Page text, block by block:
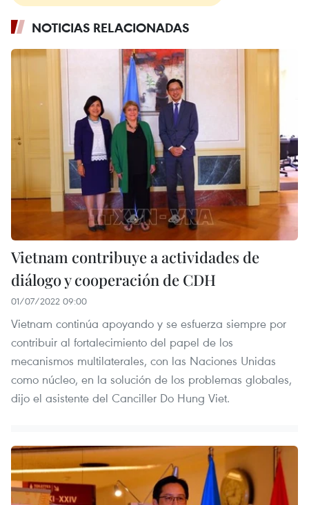
NOTICIAS RELACIONADAS
Vietnam contribuye a actividades de
diálogo y cooperación de CDH
01/07/2022 09:00
Vietnam continúa apoyando y se esfuerza siempre por
contribuir al fortalecimiento del papel de los
mecanismos multilaterales, con las Naciones Unidas
como núcleo, en la solución de los problemas globales,
dijo el asistente del Canciller Do Hung Viet.